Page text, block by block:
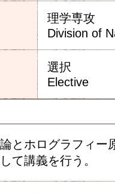
理学専攻
Division of
選択
Elective
とホログラフィー
て講義を行う。